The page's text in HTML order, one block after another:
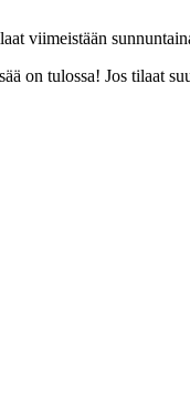
viimeistään
on tulossa! Jos tilaat